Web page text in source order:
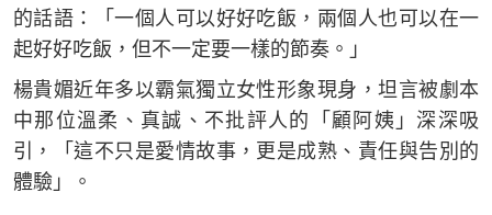
的話語：「一個人可以好好吃飯，兩個人也可以在一
起好好吃飯，但不一定要一樣的節奏。」
楊貴媚近年多以霸氣獨立女性形象現身，坦言被劇本
中那位溫柔、真誠、不批評人的「顧阿姨」深深吸
引，「這不只是愛情故事，更是成熟、責任與告別的
體驗」。